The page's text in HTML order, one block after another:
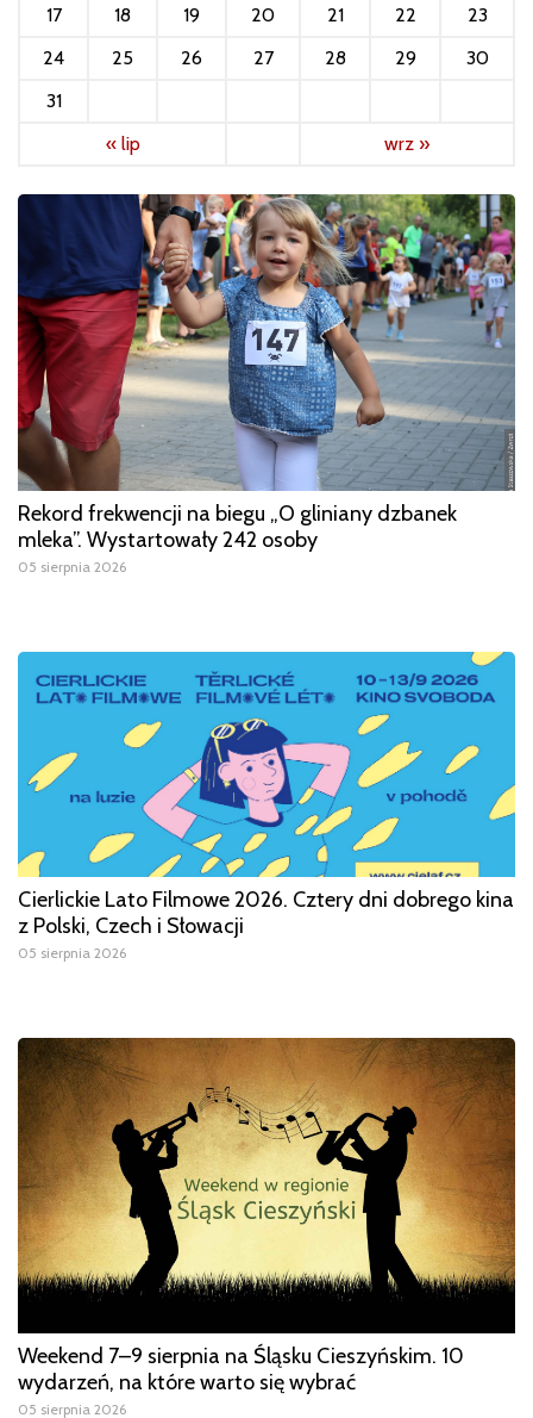
17
18 19 20 21 22
23
24
25 26 27 28 29
30
31
« lip
wrz »
Rekord frekwencji na biegu „O gliniany dzbanek
mleka”. Wystartowały 242 osoby
05 sierpnia 2026
Cierlickie Lato Filmowe 2026. Cztery dni dobrego kina
z Polski, Czech i Słowacji
05 sierpnia 2026
Weekend 7–9 sierpnia na Śląsku Cieszyńskim. 10
wydarzeń, na które warto się wybrać
05 sierpnia 2026